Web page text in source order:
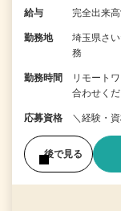
給与 完全出来
勤務地
埼玉県さ
務
勤務時間
リモート
合わせく
応募資格 ＼経験・
後で見る